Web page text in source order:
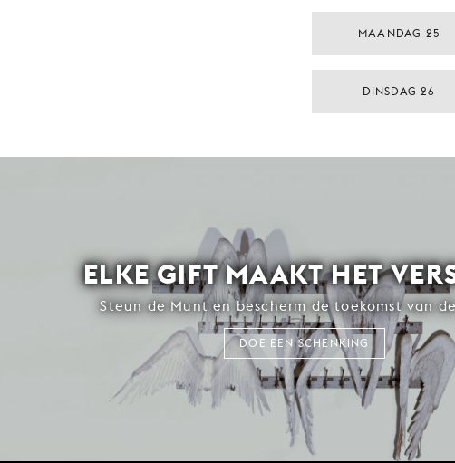
MAANDAG 25
DINSDAG 26
ELKE GIFT MAAKT HET
Steun de Munt en bescherm de toekomst van
DOE EEN SCHENKING